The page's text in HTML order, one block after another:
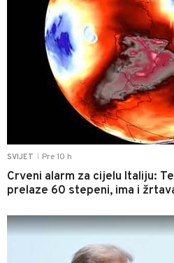
SVIJET Pre 10 h
Crveni alarm za cijelu Italiju:
prelaze 60 stepeni, ima i